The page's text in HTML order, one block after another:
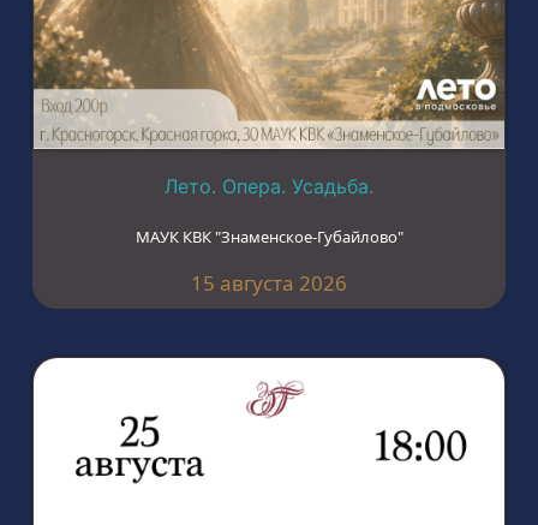
Лето. Опера. Усадьба.
МАУК КВК "Знаменское-Губайлово"
15 августа 2026